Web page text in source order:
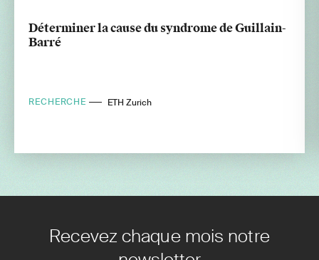
Déterminer la cause du syndrome de Guillain-
Barré
RECHERCHE ETH Zurich
Recevez chaque mois notre